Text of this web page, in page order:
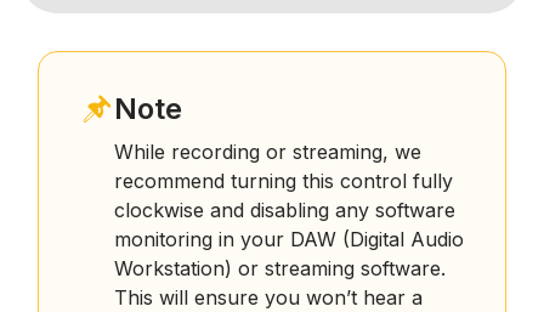
Note
While recording or streaming, we
recommend turning this control fully
clockwise and disabling any software
monitoring in your DAW (Digital Audio
Workstation) or streaming software.
This will ensure you won’t hear a